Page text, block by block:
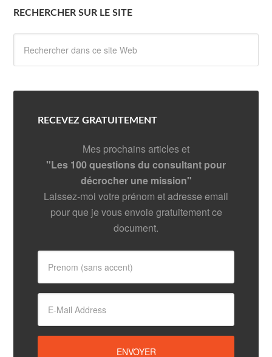
RECHERCHER SUR LE SITE
RECEVEZ GRATUITEMENT
Mes prochains articles et
"Les 100 questions du consultant pour
décrocher une mission"
Laissez-moi votre prénom et adresse email
pour que je vous envoie gratuitement ce
document.